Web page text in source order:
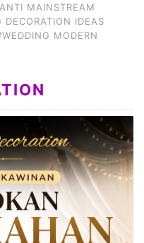
MAINSTREAM
DECORATION IDEAS
MODERN